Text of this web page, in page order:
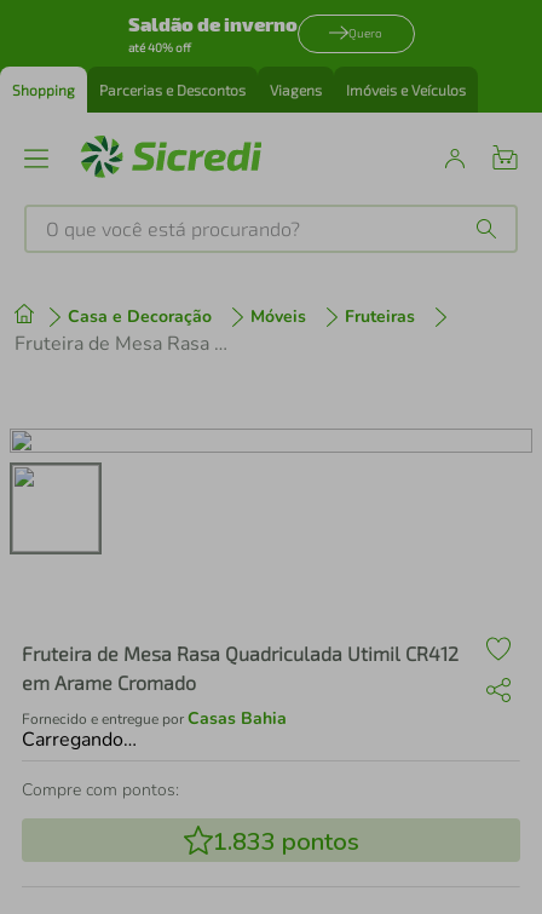
Saldão de inverno
até 40% off
Quero
Shopping Parcerias e Descontos Viagens Imóveis e Veículos
O que você está procurando?
Casa e Decoração Móveis Fruteiras
Fruteira de Mesa Rasa Quadriculada Utimil CR412 em Arame Cromado
Fruteira de Mesa Rasa Quadriculada Utimil CR412
em Arame Cromado
Fornecido e entregue porCasas Bahia
Carregando…
Compre com pontos:
1.833 pontos
1º tenis